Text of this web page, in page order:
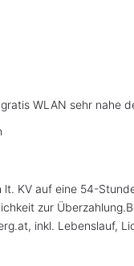
WLAN sehr nahe
lt. KV auf eine 54-
zur
inkl. Lebenslauf,